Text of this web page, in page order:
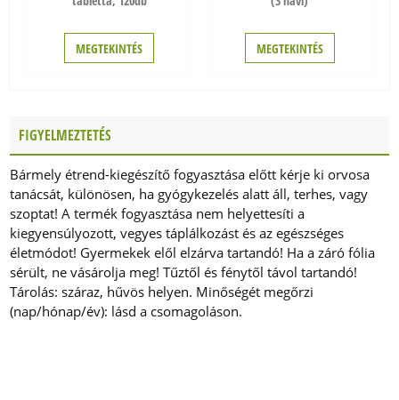
Super Chaga termékek az adott gomba fajta mellett C-
vitamint és Maitake D-frakciót is tartalmaznak (Maitake
intézeteinek referenciái képezik azokat a garanciákat,
amik ma már elvárhatók, sőt, megkövetelendők
minden esetben.
MEGTEKINTÉS MEGTEKINTÉS
FIGYELMEZTETÉS
Bármely étrend-kiegészítő fogyasztása előtt kérje ki orvosa
tanácsát, különösen, ha gyógykezelés alatt áll, terhes, vagy
szoptat! A termék fogyasztása nem helyettesíti a
kiegyensúlyozott, vegyes táplálkozást és az egészséges
életmódot! Gyermekek elől elzárva tartandó! Ha a záró fólia
sérült, ne vásárolja meg! Tűztől és fénytől távol tartandó!
Tárolás: száraz, hűvös helyen. Minőségét megőrzi
(nap/hónap/év): lásd a csomagoláson.